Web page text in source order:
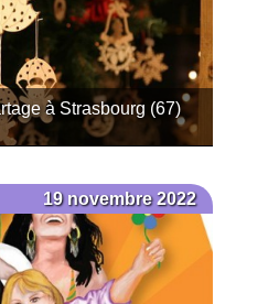
à Strasbourg (67)
19 novembre 2022